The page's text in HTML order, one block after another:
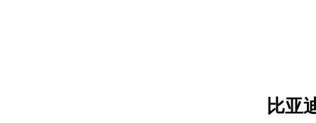
比亚